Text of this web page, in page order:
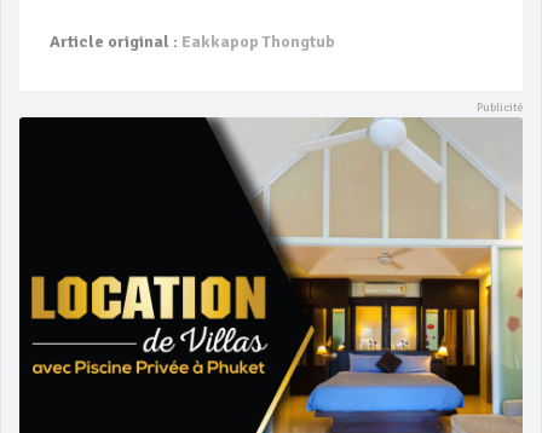
Article original : Eakkapop Thongtub